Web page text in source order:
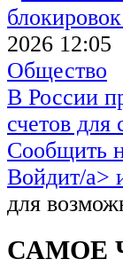
2026 12:05
Общество
В России
счетов для
Сообщить
Войдит/a>
для
САМОЕ